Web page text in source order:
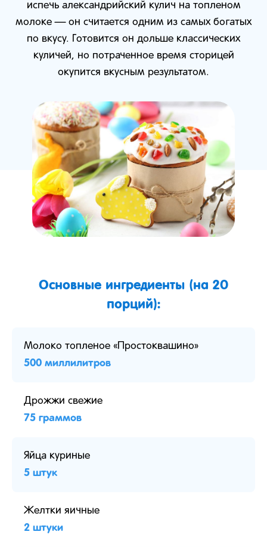
испечь александрийский кулич на топленом
молоке — он считается одним из самых богатых
по вкусу. Готовится он дольше классических
куличей, но потраченное время сторицей
окупится вкусным результатом.
Основные ингредиенты (на 20
порций):
Молоко топленое «Простоквашино»
500 миллилитров
Дрожжи свежие
75 граммов
Яйца куриные
5 штук
Желтки яичные
2 штуки